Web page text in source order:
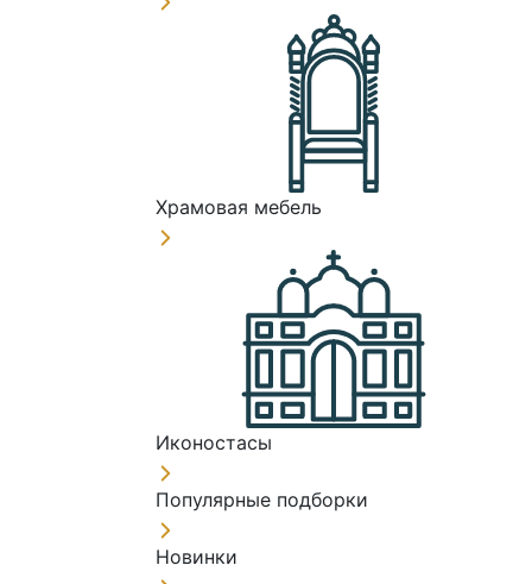
Храмовая мебель
Иконостасы
Популярные подборки
Новинки